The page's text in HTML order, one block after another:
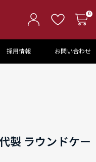
0
採用情報 お問い合わせ
製 ラウンドケー